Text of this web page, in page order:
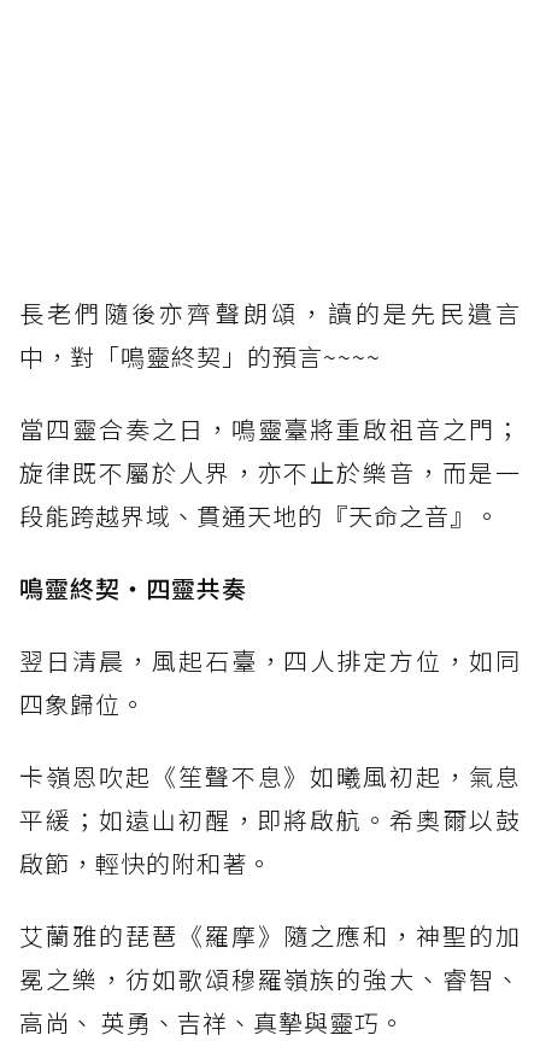
長老們隨後亦齊聲朗頌，讀的是先民遺言
中，對「鳴靈終契」的預言~~~~
當四靈合奏之日，鳴靈臺將重啟祖音之門；
旋律既不屬於人界，亦不止於樂音，而是一
段能跨越界域、貫通天地的『天命之音』。
鳴靈終契‧四靈共奏
翌日清晨，風起石臺，四人排定方位，如同
四象歸位。
卡嶺恩吹起《笙聲不息》如曦風初起，氣息
平緩；如遠山初醒，即將啟航。希奧爾以鼓
啟節，輕快的附和著。
艾蘭雅的琵琶《羅摩》隨之應和，神聖的加
冕之樂，彷如歌頌穆羅嶺族的強大、睿智、
高尚、 英勇、吉祥、真摯與靈巧。